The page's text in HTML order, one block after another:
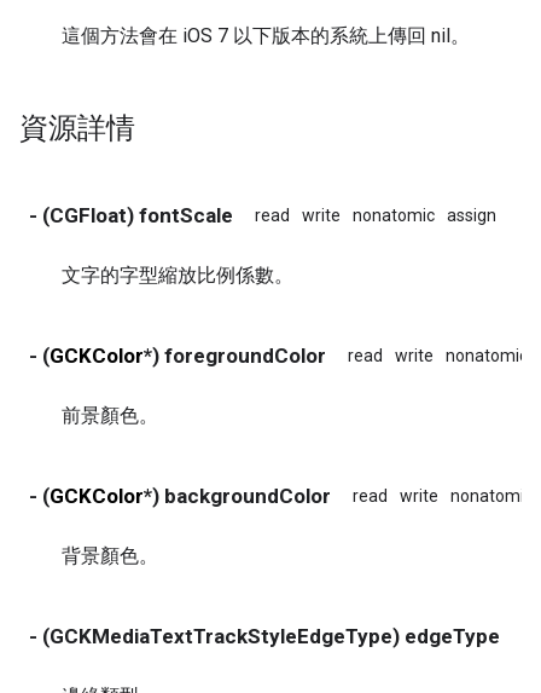
這個方法會在 iOS 7 以下版本的系統上傳回 nil。
資源詳情
- (CGFloat) fontScale read write nonatomic assign
文字的字型縮放比例係數。
- (GCKColor*) foregroundColor read write nonatomic
前景顏色。
- (GCKColor*) backgroundColor read write nonatomic
背景顏色。
- (GCKMediaTextTrackStyleEdgeType) edgeType